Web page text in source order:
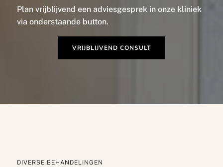
Plan vrijblijvend een adviesgesprek in onze kliniek
via onderstaande button.
VRIJBLIJVEND CONSULT
DIVERSE BEHANDELINGEN